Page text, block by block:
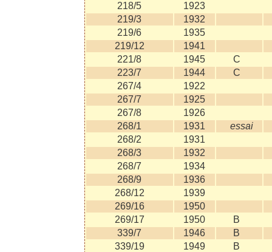
218/5
1923
219/3
1932
219/6
1935
219/12
1941
221/8
1945
C
223/7
1944
C
267/4
1922
267/7
1925
267/8
1926
268/1
1931
essai
268/2
1931
268/3
1932
268/7
1934
268/9
1936
268/12
1939
269/16
1950
269/17
1950
B
339/7
1946
B
339/19
1949
B